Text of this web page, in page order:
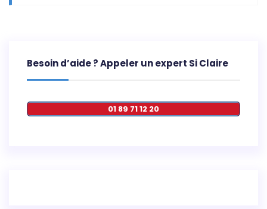
Besoin d’aide ? Appeler un expert Si Claire
01 89 71 12 20